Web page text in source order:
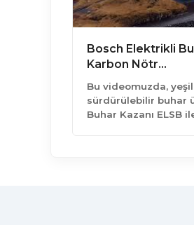
Bosch Elektrikli
Karbon Nötr…
Bu videomuzda,
sürdürülebilir buhar
Buhar Kazanı ELSB